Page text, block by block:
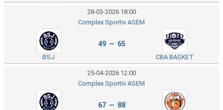
28-03-2026 18:00
Complex Sportiv ASEM
BSJ
49 — 65
CBA BASKET
25-04-2026 12:00
Complex Sportiv ASEM
67 — 88